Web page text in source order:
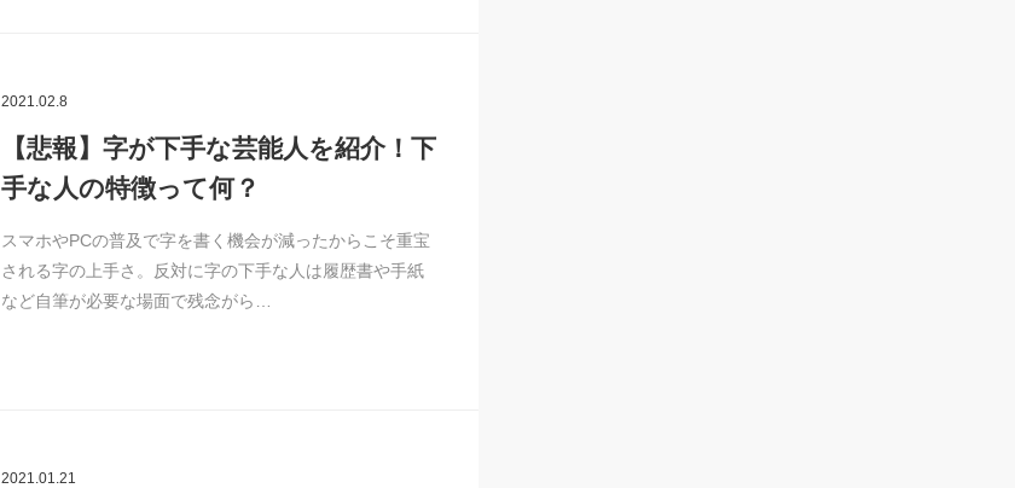
2021.02.8
【悲報】字が下手な芸能人を紹介！下
手な人の特徴って何？
スマホやPCの普及で字を書く機会が減ったからこそ重宝
される字の上手さ。反対に字の下手な人は履歴書や手紙
など自筆が必要な場面で残念がら…
2021.01.21